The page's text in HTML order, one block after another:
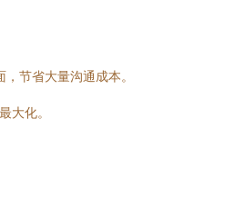
节省大量沟通成本。
大化。